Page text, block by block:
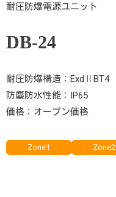
耐圧防爆電源ユニット
DB-24
耐圧防爆構造：ExdⅡBT4
防塵防水性能：IP65
価格：オープン価格
Zone1 Zone2